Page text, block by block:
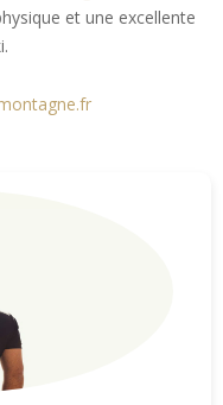
et une excellente